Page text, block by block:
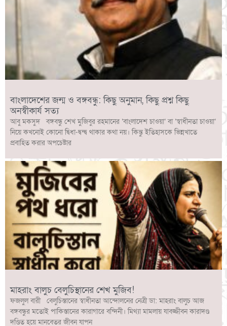
বাংলাদেশের জন্ম ও বঙ্গবন্ধু: কিছু অনুমান, কিছু প্রশ্ন কিছু
অনস্বীকার্য সত্য
আবু মকসুদ বঙ্গবন্ধু শেখ মুজিবুর রহমানের ‘বাংলাদেশ চাওয়া’ বা ‘স্বাধীনতা চাওয়া’
নিয়ে কখনোই কোনো দ্বিধা-দ্বন্দ্ব থাকার কথা নয়। কিন্তু ইতিহাসকে ভিন্নখাতে
প্রবাহিত করার অপচেষ্টার
মাহরাং বালুচ বেলুচিস্থানের শেখ মুজিব!
ফজলুল বারী বেলুচিস্তানের স্বাধীনতা আন্দোলনের নেত্রী ডা: মাহরাং বালুচ আজ
বঙ্গবন্ধুর মতোই পাকিস্তানের কারাগারে বন্দিনী। মিথ্যা মামলায় যাবজ্জীবন কারাদণ্ড
দণ্ডিত হয়ে মানবেতর জীবন যাপন